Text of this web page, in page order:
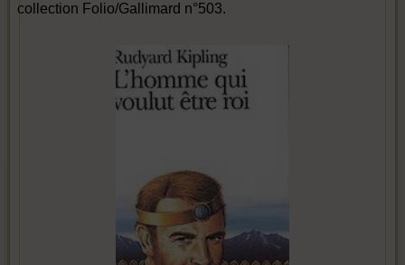
collection Folio/Gallimard n°503.